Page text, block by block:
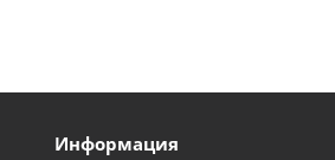
Информация